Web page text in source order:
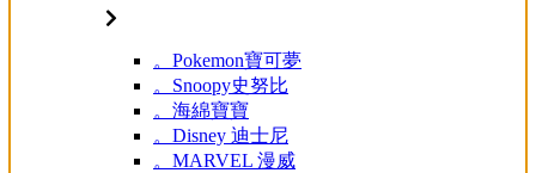
。Pokemon寶可夢
。Snoopy史努比
。海綿寶寶
。Disney 迪士尼
。MARVEL 漫威